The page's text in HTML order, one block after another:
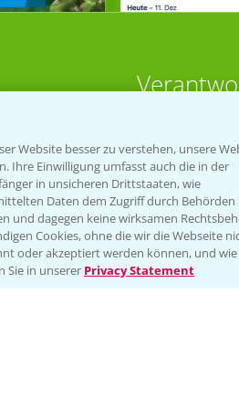
Bis zu 4 Produkte
Aktuell
PRE -
Website besser zu verstehen, unsere
Ihre Einwilligung umfasst auch die in der
in unsicheren Drittstaaten, wie
Daten dem Zugriff durch Behörden
und dagegen keine wirksamen
Cookies, ohne die wir die Webseite
oder akzeptiert werden können, und wie
Sie in unserer Privacy Statement